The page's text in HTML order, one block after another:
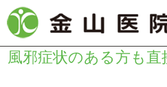
風邪症状のある方も直